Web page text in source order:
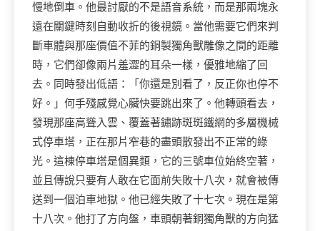
慢地倒車。他最討厭的不是語音系統，而是那兩塊永
遠在關鍵時刻自動收折的後視鏡。當他需要它們來判
斷車體與那座價值不菲的銅製獨角獸雕像之間的距離
時，它們卻像兩片羞澀的耳朵一樣，優雅地縮了回
去。同時發出低語：「你還是別看了，反正你也停不
好。」何手殘感覺心臟快要跳出來了。他轉頭看去，
發現那座高聳入雲、覆蓋著鏽跡斑斑鐵網的多層機械
式停車塔，正在那片窄巷的盡頭散發出不正常的綠
光。這棟停車塔是個異類，它的三號車位始終空著，
並且傳說只要有人敢在它面前失敗十八次，就會被傳
送到一個泊車地獄。他已經失敗了十七次。現在是第
十八次。他打了方向盤，車頭朝著銅獨角獸的方向猛